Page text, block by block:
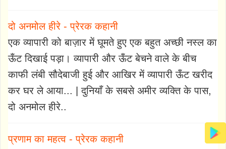
दो अनमोल हीरे - प्रेरक कहानी
एक व्यापारी को बाज़ार में घूमते हुए एक बहुत अच्छी नस्ल का
ऊँट दिखाई पड़ा। व्यापारी और ऊँट बेचने वाले के बीच
काफी लंबी सौदेबाजी हुई और आखिर में व्यापारी ऊँट खरीद
कर घर ले आया... | दुनियाँ के सबसे अमीर व्यक्ति के पास,
दो अनमोल हीरे..
प्रणाम का महत्व - प्रेरक कहानी